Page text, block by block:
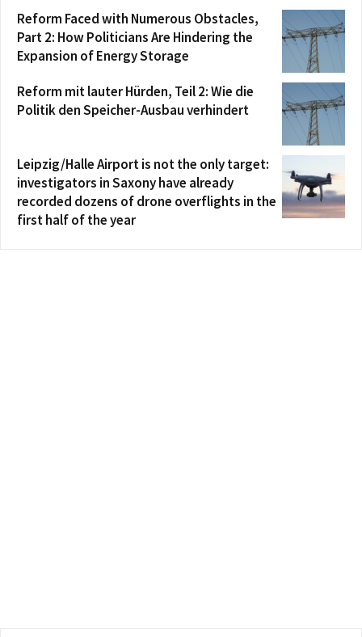
Reform Faced with Numerous Obstacles,
Part 2: How Politicians Are Hindering the
Expansion of Energy Storage
Reform mit lauter Hürden, Teil 2: Wie die
Politik den Speicher-Ausbau verhindert
Leipzig/Halle Airport is not the only target:
investigators in Saxony have already
recorded dozens of drone overflights in the
first half of the year